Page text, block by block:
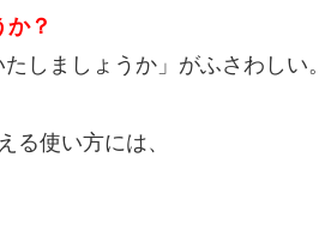
？
しましょうか」がふさわしい。
る使い方には、